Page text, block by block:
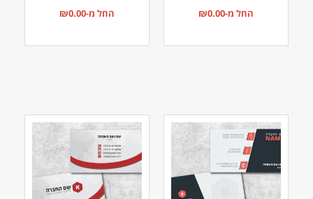
החל מ- ₪0.00 החל מ- ₪0.00